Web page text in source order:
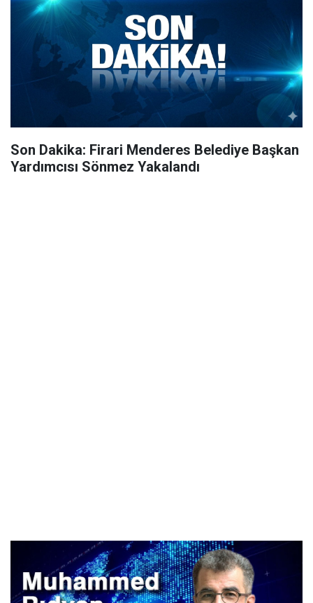
Son Dakika: Firari Menderes Belediye Başkan
Yardımcısı Sönmez Yakalandı